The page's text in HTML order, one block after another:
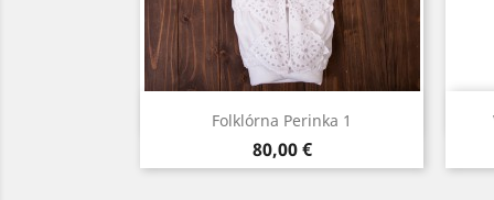
Folklórna Perinka 1
Cena
80,00 €
Rýchly náhľad